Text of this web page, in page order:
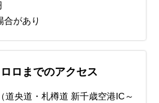
があり
ロまでのアクセス
央道・札樽道 新千歳空港IC～